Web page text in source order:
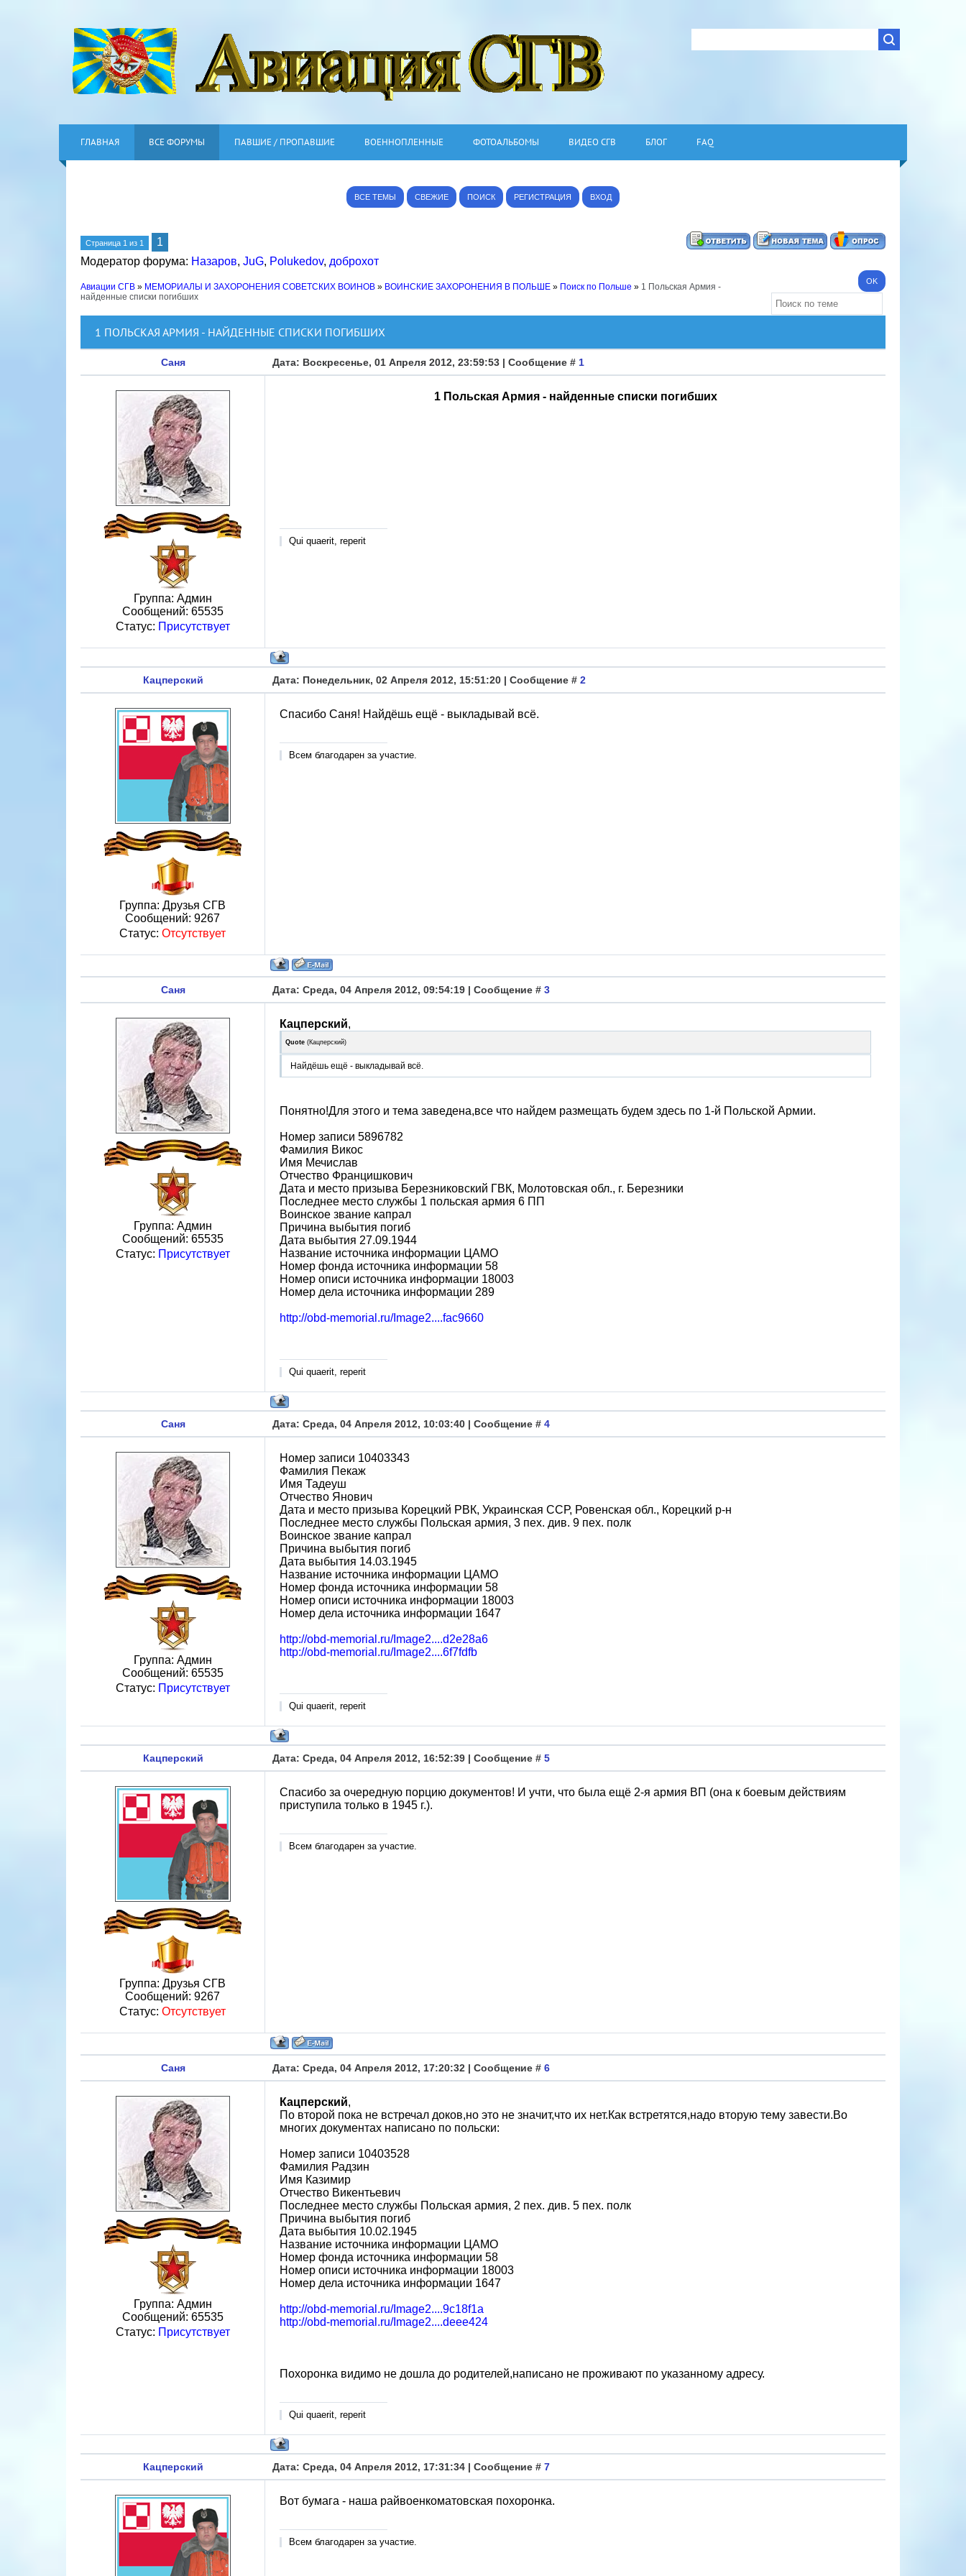
ГЛАВНАЯ ВСЕ ФОРУМЫ ПАВШИЕ / ПРОПАВШИЕ ВОЕННОПЛЕННЫЕ ФОТОАЛЬБОМЫ ВИДЕО СГВ БЛОГ FAQ
ВСЕ ТЕМЫ СВЕЖИЕ ПОИСК РЕГИСТРАЦИЯ ВХОД
Страница 1 из 1
1
Модератор форума: Назаров, JuG, Polukedov, доброхот
Авиации СГВ » МЕМОРИАЛЫ И ЗАХОРОНЕНИЯ СОВЕТСКИХ ВОИНОВ » ВОИНСКИЕ ЗАХОРОНЕНИЯ В ПОЛЬШЕ » Поиск по Польше » 1 Польская Армия -
найденные списки погибших
1 ПОЛЬСКАЯ АРМИЯ - НАЙДЕННЫЕ СПИСКИ ПОГИБШИХ
Саня Дата: Воскресенье, 01 Апреля 2012, 23:59:53 | Сообщение # 1
Группа: Админ
Сообщений: 65535
Статус: Присутствует
1 Польская Армия - найденные списки погибших
Qui quaerit, reperit
Кацперский Дата: Понедельник, 02 Апреля 2012, 15:51:20 | Сообщение # 2
Группа: Друзья СГВ
Сообщений: 9267
Статус: Отсутствует
Спасибо Саня! Найдёшь ещё - выкладывай всё.
Всем благодарен за участие.
Саня Дата: Среда, 04 Апреля 2012, 09:54:19 | Сообщение # 3
Группа: Админ
Сообщений: 65535
Статус: Присутствует
Кацперский,
Quote (Кацперский)
Найдёшь ещё - выкладывай всё.
Понятно!Для этого и тема заведена,все что найдем размещать будем здесь по 1-й Польской Армии.
Номер записи 5896782
Фамилия Викос
Имя Мечислав
Отчество Францишкович
Дата и место призыва Березниковский ГВК, Молотовская обл., г. Березники
Последнее место службы 1 польская армия 6 ПП
Воинское звание капрал
Причина выбытия погиб
Дата выбытия 27.09.1944
Название источника информации ЦАМО
Номер фонда источника информации 58
Номер описи источника информации 18003
Номер дела источника информации 289
http://obd-memorial.ru/Image2....fac9660
Qui quaerit, reperit
Саня Дата: Среда, 04 Апреля 2012, 10:03:40 | Сообщение # 4
Группа: Админ
Сообщений: 65535
Статус: Присутствует
Номер записи 10403343
Фамилия Пекаж
Имя Тадеуш
Отчество Янович
Дата и место призыва Корецкий РВК, Украинская ССР, Ровенская обл., Корецкий р-н
Последнее место службы Польская армия, 3 пех. див. 9 пех. полк
Воинское звание капрал
Причина выбытия погиб
Дата выбытия 14.03.1945
Название источника информации ЦАМО
Номер фонда источника информации 58
Номер описи источника информации 18003
Номер дела источника информации 1647
http://obd-memorial.ru/Image2....d2e28a6
http://obd-memorial.ru/Image2....6f7fdfb
Qui quaerit, reperit
Кацперский Дата: Среда, 04 Апреля 2012, 16:52:39 | Сообщение # 5
Группа: Друзья СГВ
Сообщений: 9267
Статус: Отсутствует
Спасибо за очередную порцию документов! И учти, что была ещё 2-я армия ВП (она к боевым действиям
приступила только в 1945 г.).
Всем благодарен за участие.
Саня Дата: Среда, 04 Апреля 2012, 17:20:32 | Сообщение # 6
Группа: Админ
Сообщений: 65535
Статус: Присутствует
Кацперский,
По второй пока не встречал доков,но это не значит,что их нет.Как встретятся,надо вторую тему завести.Во
многих документах написано по польски:
Номер записи 10403528
Фамилия Радзин
Имя Казимир
Отчество Викентьевич
Последнее место службы Польская армия, 2 пех. див. 5 пех. полк
Причина выбытия погиб
Дата выбытия 10.02.1945
Название источника информации ЦАМО
Номер фонда источника информации 58
Номер описи источника информации 18003
Номер дела источника информации 1647
http://obd-memorial.ru/Image2....9c18f1a
http://obd-memorial.ru/Image2....deee424
Похоронка видимо не дошла до родителей,написано не проживают по указанному адресу.
Qui quaerit, reperit
Кацперский Дата: Среда, 04 Апреля 2012, 17:31:34 | Сообщение # 7
Вот бумага - наша райвоенкоматовская похоронка.
Всем благодарен за участие.